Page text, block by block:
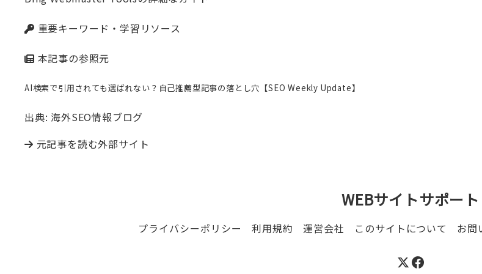
重要キーワード・学習リソース
本記事の参照元
AI検索で引用されても選ばれない？自己推薦型記事の落とし穴【SEO Weekly Update】
出典: 海外SEO情報ブログ
元記事を読む外部サイト
WEBサイトサポート
プライバシーポリシー 利用規約 運営会社 このサイトについて お問